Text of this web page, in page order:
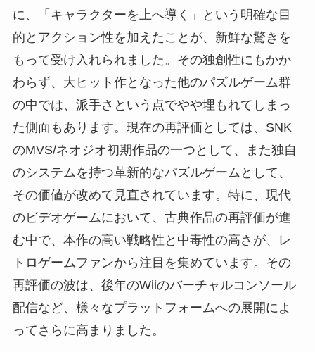
に、「キャラクターを上へ導く」という明確な目
的とアクション性を加えたことが、新鮮な驚きを
もって受け入れられました。その独創性にもかか
わらず、大ヒット作となった他のパズルゲーム群
の中では、派手さという点でやや埋もれてしまっ
た側面もあります。現在の再評価としては、SNK
のMVS/ネオジオ初期作品の一つとして、また独自
のシステムを持つ革新的なパズルゲームとして、
その価値が改めて見直されています。特に、現代
のビデオゲームにおいて、古典作品の再評価が進
む中で、本作の高い戦略性と中毒性の高さが、レ
トロゲームファンから注目を集めています。その
再評価の波は、後年のWiiのバーチャルコンソール
配信など、様々なプラットフォームへの展開によ
ってさらに高まりました。